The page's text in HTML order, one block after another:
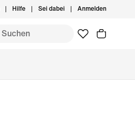
Hilfe Sei dabei Anmelden